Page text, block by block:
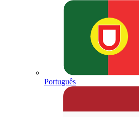
Português